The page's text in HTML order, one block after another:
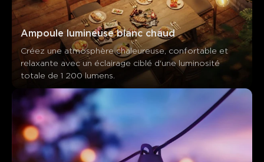
Ampoule lumineuse blanc chaud
Créez une atmosphère chaleureuse, confortable et
relaxante avec un éclairage ciblé d'une luminosité
totale de 1 200 lumens.